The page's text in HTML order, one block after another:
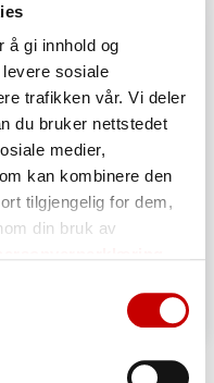
å gi innhold og
sosiale
trafikken vår. Vi deler
du bruker nettstedet
medier,
kan kombinere den
tilgjengelig for dem,
din bruk av